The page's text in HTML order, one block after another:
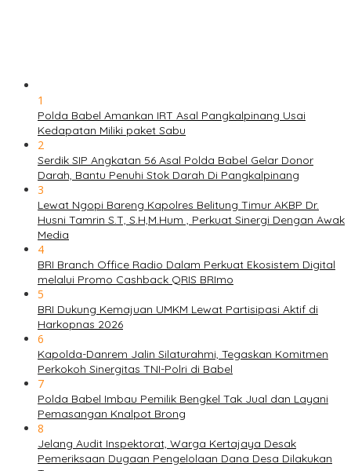
1
Polda Babel Amankan IRT Asal Pangkalpinang Usai
Kedapatan Miliki paket Sabu
2
Serdik SIP Angkatan 56 Asal Polda Babel Gelar Donor
Darah, Bantu Penuhi Stok Darah Di Pangkalpinang
3
Lewat Ngopi Bareng Kapolres Belitung Timur AKBP Dr.
Husni Tamrin S.T, S.H,M.Hum , Perkuat Sinergi Dengan Awak
Media
4
BRI Branch Office Radio Dalam Perkuat Ekosistem Digital
melalui Promo Cashback QRIS BRImo
5
BRI Dukung Kemajuan UMKM Lewat Partisipasi Aktif di
Harkopnas 2026
6
Kapolda-Danrem Jalin Silaturahmi, Tegaskan Komitmen
Perkokoh Sinergitas TNI-Polri di Babel
7
Polda Babel Imbau Pemilik Bengkel Tak Jual dan Layani
Pemasangan Knalpot Brong
8
Jelang Audit Inspektorat, Warga Kertajaya Desak
Pemeriksaan Dugaan Pengelolaan Dana Desa Dilakukan